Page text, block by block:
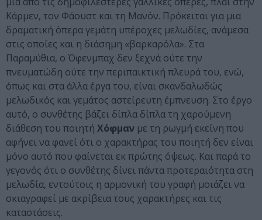
Κάρμεν, τον Φάουστ και τη Μανόν. Πρόκειται για μια
δραματική όπερα γεμάτη υπέροχες μελωδίες, ανάμεσα
στις οποίες και η διάσημη «βαρκαρόλα». Στα
Παραμύθια, ο Όφενμπαχ δεν ξεχνά ούτε την
πνευματώδη ούτε την περιπαικτική πλευρά του, ενώ,
όπως και στα άλλα έργα του, είναι σκανδαλωδώς
μελωδικός και γεμάτος αστείρευτη έμπνευση. Στο έργο
αυτό, ο συνθέτης βάζει δίπλα δίπλα τη χαρούμενη
διάθεση του ποιητή Χόφμαν με τη ρωγμή εκείνη που
αφήνει να φανεί ότι ο χαρακτήρας του ποιητή δεν είναι
μόνο αυτό που φαίνεται εκ πρώτης όψεως. Και παρά το
γεγονός ότι ο συνθέτης δίνει πάντα προτεραιότητα στη
μελωδία, εντούτοις η αρμονική του γραφή μοιάζει να
σκιαγραφεί με ακρίβεια τους χαρακτήρες και τις
καταστάσεις.